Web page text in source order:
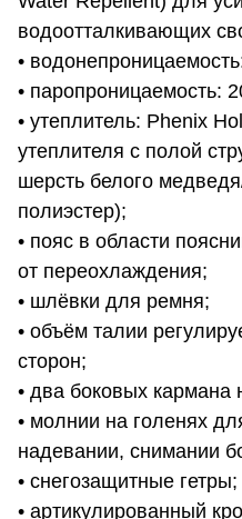
водоотталкивающих
•
• паропроницаемость:
• утеплитель: Phenix
утеплителя с полой
шерсть белого
полиэстер);
• пояс в области
от переохлаждения;
• шлёвки для ремня;
• объём талии
сторон;
• два боковых кармана
• молнии на голенях
надевании, снимании
• снегозащитные гетры;
• артикулированный